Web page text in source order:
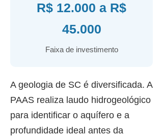
R$ 12.000 a R$
45.000
Faixa de investimento
A geologia de SC é diversificada. A
PAAS realiza laudo hidrogeológico
para identificar o aquífero e a
profundidade ideal antes da